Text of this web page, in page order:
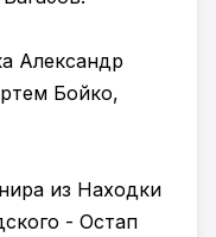
Александр
Бойко,
из Находки
- Остап